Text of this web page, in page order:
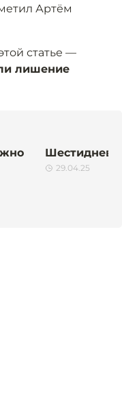
Артём
статье —
лишение
29.04.25